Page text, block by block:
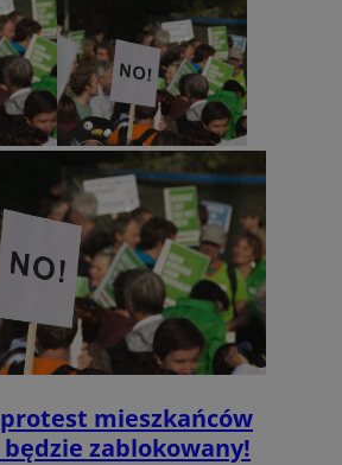
mieszkańców
będzie zablokowany!